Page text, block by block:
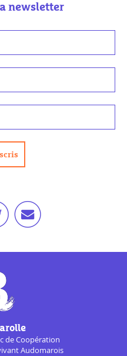
newsletter
deCoopération
Audomarois